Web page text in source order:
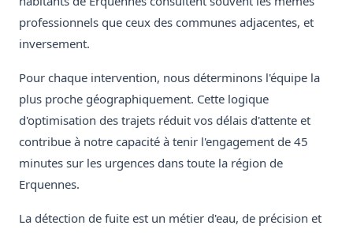
professionnels que ceux des communes adjacentes, et
inversement.
Pour chaque intervention, nous déterminons l'équipe la
plus proche géographiquement. Cette logique
d'optimisation des trajets réduit vos délais d'attente et
contribue à notre capacité à tenir l'engagement de 45
minutes sur les urgences dans toute la région de
Erquennes.
La détection de fuite est un métier d'eau, de précision et